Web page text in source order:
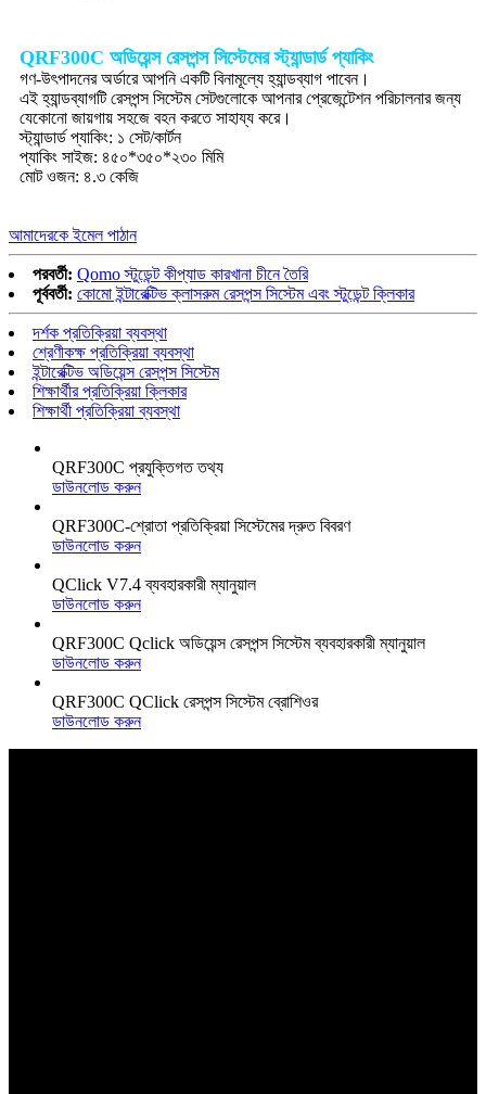
QRF300C অডিয়েন্স রেসপন্স সিস্টেমের স্ট্যান্ডার্ড প্যাকিং
গণ-উৎপাদনের অর্ডারে আপনি একটি বিনামূল্যে হ্যান্ডব্যাগ পাবেন।
এই হ্যান্ডব্যাগটি রেসপন্স সিস্টেম সেটগুলোকে আপনার প্রেজেন্টেশন পরিচালনার জন্য
যেকোনো জায়গায় সহজে বহন করতে সাহায্য করে।
স্ট্যান্ডার্ড প্যাকিং: ১ সেট/কার্টন
প্যাকিং সাইজ: ৪৫০*৩৫০*২৩০ মিমি
মোট ওজন: ৪.৩ কেজি
আমাদেরকে ইমেল পাঠান
পরবর্তী: Qomo স্টুডেন্ট কীপ্যাড কারখানা চীনে তৈরি
পূর্ববর্তী: কোমো ইন্টারেক্টিভ ক্লাসরুম রেসপন্স সিস্টেম এবং স্টুডেন্ট ক্লিকার
দর্শক প্রতিক্রিয়া ব্যবস্থা
শ্রেণীকক্ষ প্রতিক্রিয়া ব্যবস্থা
ইন্টারেক্টিভ অডিয়েন্স রেসপন্স সিস্টেম
শিক্ষার্থীর প্রতিক্রিয়া ক্লিকার
শিক্ষার্থী প্রতিক্রিয়া ব্যবস্থা
QRF300C প্রযুক্তিগত তথ্য
ডাউনলোড করুন
QRF300C-শ্রোতা প্রতিক্রিয়া সিস্টেমের দ্রুত বিবরণ
ডাউনলোড করুন
QClick V7.4 ব্যবহারকারী ম্যানুয়াল
ডাউনলোড করুন
QRF300C Qclick অডিয়েন্স রেসপন্স সিস্টেম ব্যবহারকারী ম্যানুয়াল
ডাউনলোড করুন
QRF300C QClick রেসপন্স সিস্টেম ব্রোশিওর
ডাউনলোড করুন